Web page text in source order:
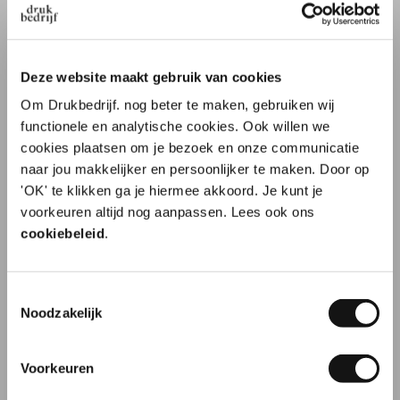
Deze website maakt gebruik van cookies
Om Drukbedrijf. nog beter te maken, gebruiken wij
functionele en analytische cookies. Ook willen we
cookies plaatsen om je bezoek en onze communicatie
naar jou makkelijker en persoonlijker te maken. Door op
'OK' te klikken ga je hiermee akkoord. Je kunt je
voorkeuren altijd nog aanpassen. Lees ook ons
cookiebeleid.
Noodzakelijk
Voorkeuren
Beoordelingen
4 sterren
3 sterren
2 sterren 0
1 ster 0
Top
Snel en volgens afspraak geleverd. Puike kwaliteit.
Aanrader.
10% korting op je
eerste order?
Naam
E-mailadres